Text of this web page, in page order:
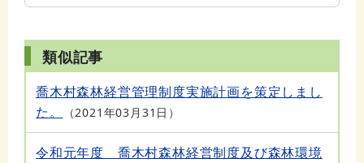
類似記事
喬木村森林経営管理制度実施計画を策定しまし
た。
2021年03月31日
令和元年度 喬木村森林経営制度及び森林環境